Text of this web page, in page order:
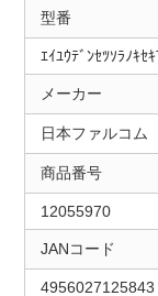
型番
ｴｲﾕｳﾃﾞﾝｾﾂｿﾗﾉｷｾ
メーカー
日本ファルコム
商品番号
12055970
JANコード
4956027125843